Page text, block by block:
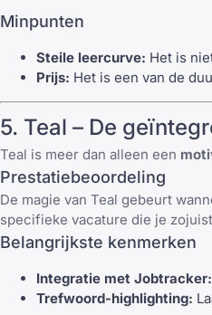
Minpunten
Steile leercurve: Het is
Prijs: Het is een van de
5. Teal – De
Teal is meer dan alleen een
Prestatiebeoordeling
De magie van Teal gebeurt
specifieke vacature die je
Belangrijkste kenmerken
Integratie met Jobtracker:
Trefwoord-highlighting: